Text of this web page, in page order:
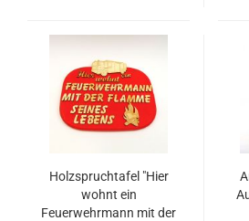
Holzspruchtafel "Hier
wohnt ein
Feuerwehrmann mit der